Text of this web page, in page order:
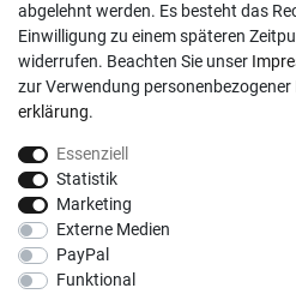
Login
Hilfe
Informationen
Impressum
Datenschutzerklärung
AGB
Vertrag widerrufen
abgelehnt werden. Es besteht das
Einwilligung zu einem späteren
widerrufen. Beachten Sie unser
zur Verwendung personenbezogener
erklärung.
Essenziell
Statistik
Marketing
Externe Medien
PayPal
Funktional